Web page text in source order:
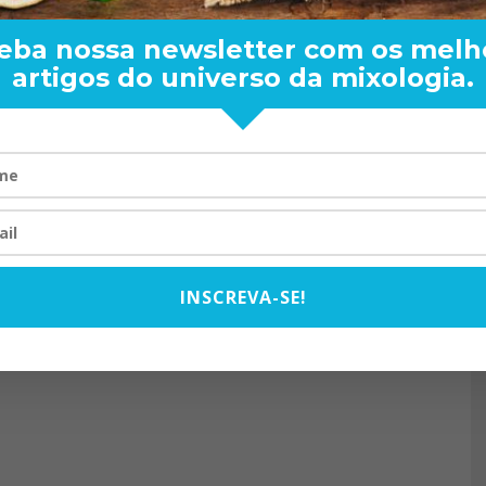
RAND BARTENDER: DE
VISTA PARA O MUNDO
nossa newsletter com os
artigos do universo da mixologia.
INSCREVA-SE!